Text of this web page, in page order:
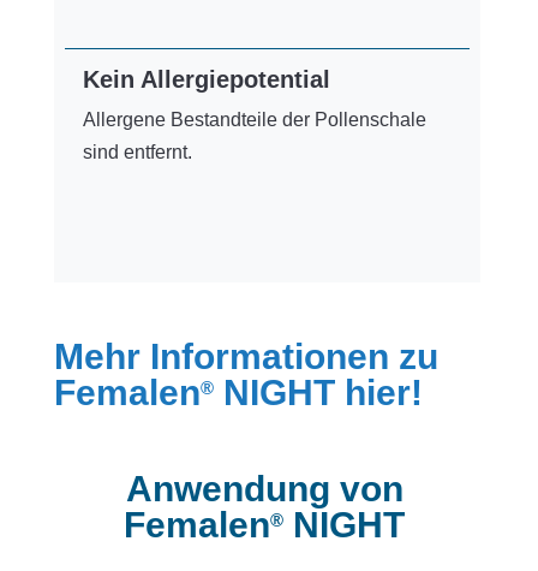
Kein Allergiepotential
Allergene Bestandteile der Pollenschale
sind entfernt.
Mehr Informationen zu
Femalen®NIGHT hier!
Anwendung von
Femalen® NIGHT